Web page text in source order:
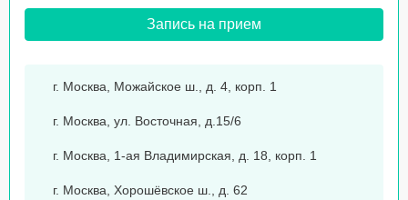
Запись на прием
г. Москва, Можайское ш., д. 4, корп. 1
г. Москва, ул. Восточная, д.15/6
г. Москва, 1-ая Владимирская, д. 18, корп. 1
г. Москва, Хорошёвское ш., д. 62